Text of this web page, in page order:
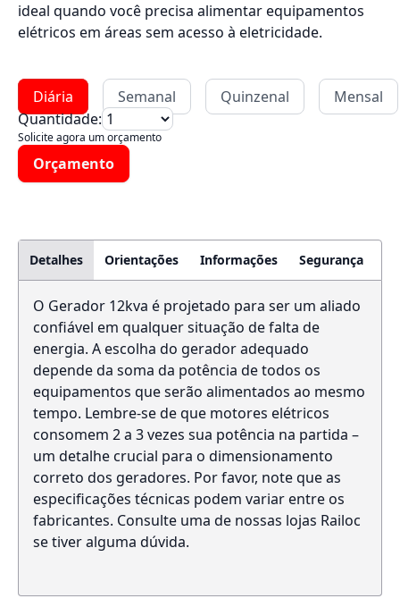
ideal quando você precisa alimentar equipamentos
elétricos em áreas sem acesso à eletricidade.
Diária Semanal Quinzenal
Mensal
Quantidade:
Solicite agora um orçamento
Orçamento
Detalhes Orientações Informações Segurança
O Gerador 12kva é projetado para ser um aliado
confiável em qualquer situação de falta de
energia. A escolha do gerador adequado
depende da soma da potência de todos os
equipamentos que serão alimentados ao mesmo
tempo. Lembre-se de que motores elétricos
consomem 2 a 3 vezes sua potência na partida –
um detalhe crucial para o dimensionamento
correto dos geradores. Por favor, note que as
especificações técnicas podem variar entre os
fabricantes. Consulte uma de nossas lojas Railoc
se tiver alguma dúvida.